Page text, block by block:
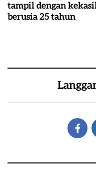
tampil dengan
berusia 25 tahun